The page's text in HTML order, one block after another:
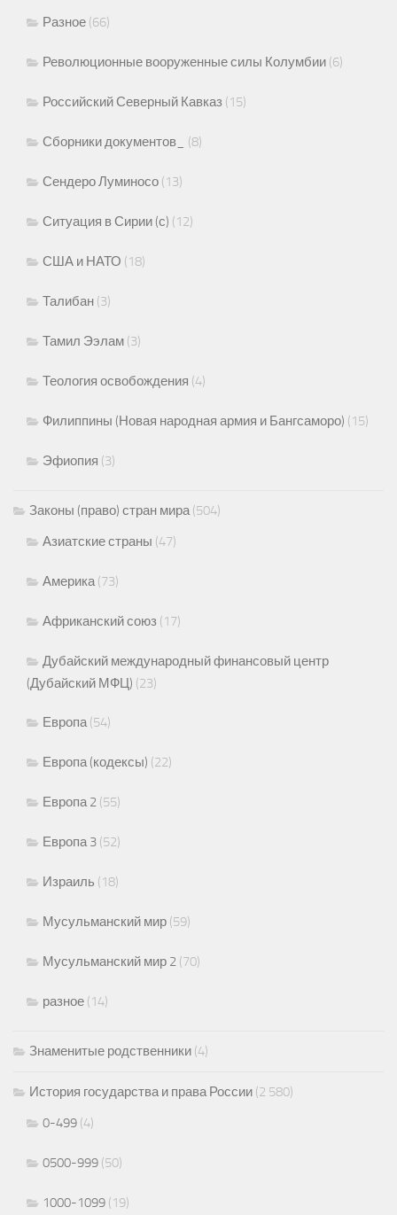
Разное (66)
Революционные вооруженные силы Колумбии (6)
Российский Северный Кавказ (15)
Сборники документов_ (8)
Сендеро Луминосо (13)
Ситуация в Сирии (с) (12)
США и НАТО (18)
Талибан (3)
Тамил Ээлам (3)
Теология освобождения (4)
Филиппины (Новая народная армия и Бангсаморо) (15)
Эфиопия (3)
Законы (право) стран мира(504)
Азиатские страны (47)
Америка(73)
Африканский союз (17)
Дубайский международный финансовый центр
(Дубайский МФЦ) (23)
Европа(54)
Европа (кодексы) (22)
Европа 2 (55)
Европа 3 (52)
Израиль (18)
Мусульманский мир (59)
Мусульманский мир 2 (70)
разное (14)
Знаменитые родственники (4)
История государства и права России (2 580)
0-499 (4)
0500-999 (50)
1000-1099 (19)